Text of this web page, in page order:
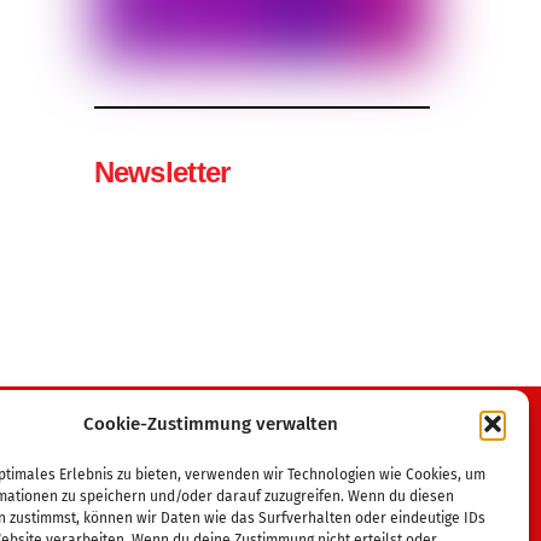
Cookie-Zustimmung verwalten
Erlebnis zu bieten, verwenden wir Technologien wie Cookies, um
zu speichern und/oder darauf zuzugreifen. Wenn du diesen
zustimmst, können wir Daten wie das Surfverhalten oder eindeutige IDs
Newsletter
Tanzsportverband MV